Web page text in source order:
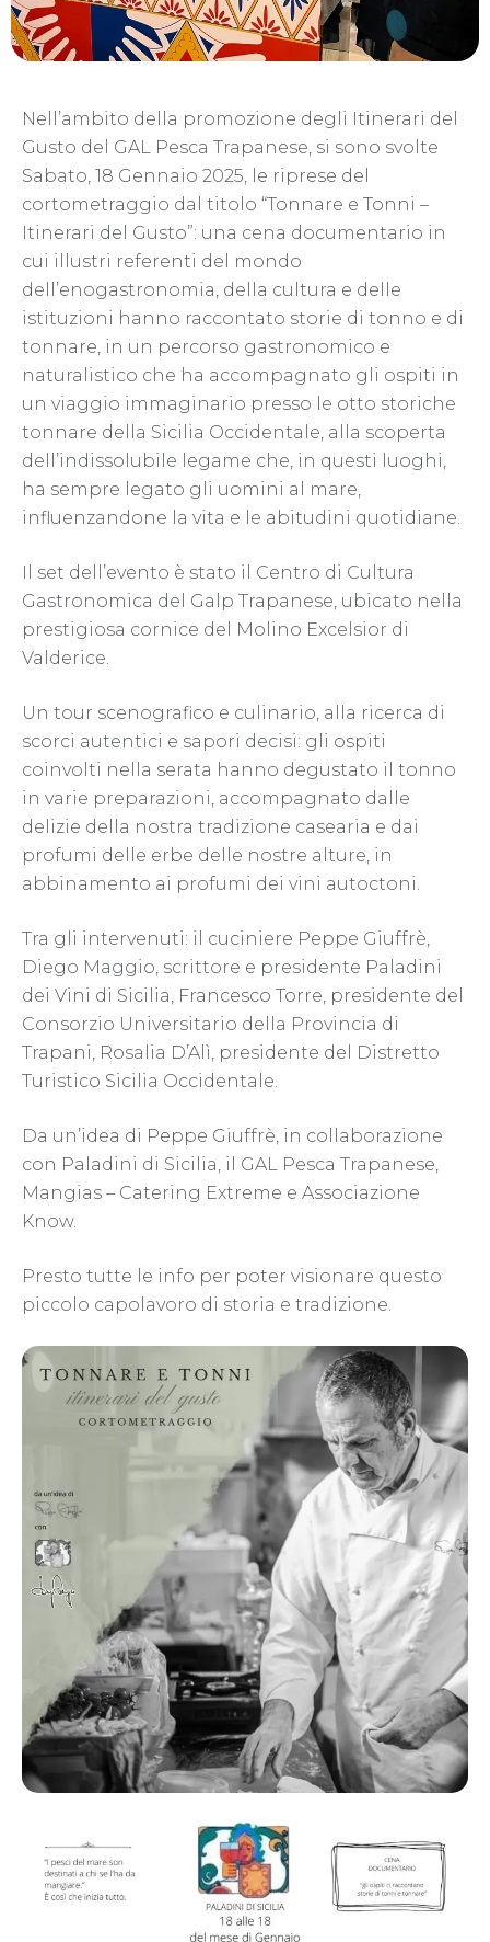
Nell’ambito della promozione degli Itinerari del
Gusto del GAL Pesca Trapanese, si sono svolte
Sabato, 18 Gennaio 2025, le riprese del
cortometraggio dal titolo “Tonnare e Tonni –
Itinerari del Gusto”: una cena documentario in
cui illustri referenti del mondo
dell’enogastronomia, della cultura e delle
istituzioni hanno raccontato storie di tonno e di
tonnare, in un percorso gastronomico e
naturalistico che ha accompagnato gli ospiti in
un viaggio immaginario presso le otto storiche
tonnare della Sicilia Occidentale, alla scoperta
dell’indissolubile legame che, in questi luoghi,
ha sempre legato gli uomini al mare,
influenzandone la vita e le abitudini quotidiane.
Il set dell’evento è stato il Centro di Cultura
Gastronomica del Galp Trapanese, ubicato nella
prestigiosa cornice del Molino Excelsior di
Valderice.
Un tour scenografico e culinario, alla ricerca di
scorci autentici e sapori decisi: gli ospiti
coinvolti nella serata hanno degustato il tonno
in varie preparazioni, accompagnato dalle
delizie della nostra tradizione casearia e dai
profumi delle erbe delle nostre alture, in
abbinamento ai profumi dei vini autoctoni.
Tra gli intervenuti: il cuciniere Peppe Giuffrè,
Diego Maggio, scrittore e presidente Paladini
dei Vini di Sicilia, Francesco Torre, presidente del
Consorzio Universitario della Provincia di
Trapani, Rosalia D’Alì, presidente del Distretto
Turistico Sicilia Occidentale.
Da un’idea di Peppe Giuffrè, in collaborazione
con Paladini di Sicilia, il GAL Pesca Trapanese,
Mangias – Catering Extreme e Associazione
Know.
Presto tutte le info per poter visionare questo
piccolo capolavoro di storia e tradizione.